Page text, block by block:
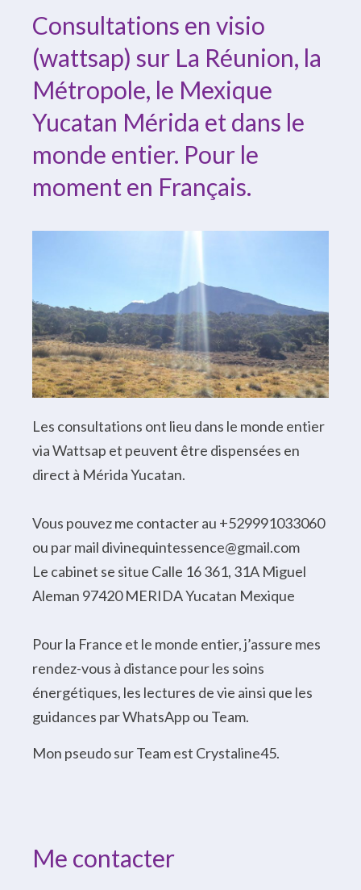
Consultations en visio
(wattsap) sur La Réunion, la
Métropole, le Mexique
Yucatan Mérida et dans le
monde entier. Pour le
moment en Français.
Les consultations ont lieu dans le monde entier
via Wattsap et peuvent être dispensées en
direct à Mérida Yucatan.
Vous pouvez me contacter au +529991033060
ou par mail divinequintessence@gmail.com
Le cabinet se situe Calle 16 361, 31A Miguel
Aleman 97420 MERIDA Yucatan Mexique
Pour la France et le monde entier, j’assure mes
rendez-vous à distance pour les soins
énergétiques, les lectures de vie ainsi que les
guidances par WhatsApp ou Team.
Mon pseudo sur Team est Crystaline45.
Me contacter